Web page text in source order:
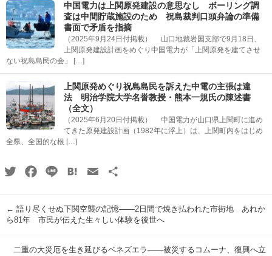
中国電力は上関原発建設の意思なし ボーリング調
査は中間貯蔵施設のため 祝島裁判口頭弁論の準備
書面で矛盾を指摘
（2025年9月24日付掲載） 山口地裁岩国支部で9月18日、
上関原発建設計画をめぐり中国電力が「上関原発を建てさせ
ない祝島島民の会」 […]
上関原発めぐり祝島島民を訴えた中電の主張は違
法 明治学院大学名誉教授・熊本一規氏の陳述書
（全文）
（2025年6月20日付掲載） 中国電力が山口県上関町に進め
てきた原発建設計画（1982年に浮上）は、上関町内をはじめ
全県、全国的な根 […]
TwitterFacebook
Line HatenaEmail
← 語り尽くせぬ下関空襲の記憶――2日間で焼き払われた市街地 あれか
ら81年 市民が伝えた生々しい体験を後世へ
二重の大災厄を生き延びるベネズエラ――被災するコムーナ、復興へ立